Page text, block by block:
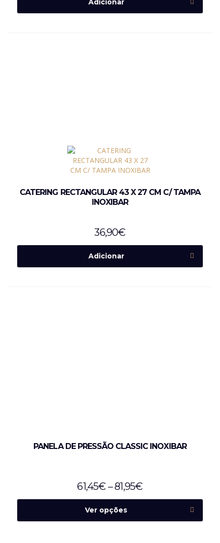
Adicionar
CATERING RECTANGULAR 43 X 27 CM C/ TAMPA
INOXIBAR
36,90€
Adicionar
PANELA DE PRESSÃO CLASSIC INOXIBAR
61,45€ –81,95€
Ver opções